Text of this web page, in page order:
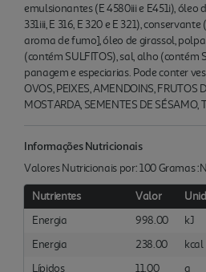
emulsionantes (E 4580iii e E451i), óleo
331iii, E 316, E 320 e E 321),
aroma de fumo], óleo de girassol,
(contém SULFITOS), sal, alho (contém
panagem e especiarias. Pode conter
OVOS, PEIXES, AMENDOINS, FRUTOS
MOSTARDA, SEMENTES DE SÉSAMO,
Informações Nutricionais
Valores Nutricionais por: 100 Gramas
Nutrientes Valor
Energia
998.00
kJ
Energia
238.00
kcal
Lípidos
11.00
g